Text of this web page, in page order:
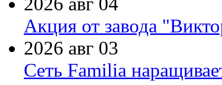
Акция от завода
2026 авг 03
Сеть Familia